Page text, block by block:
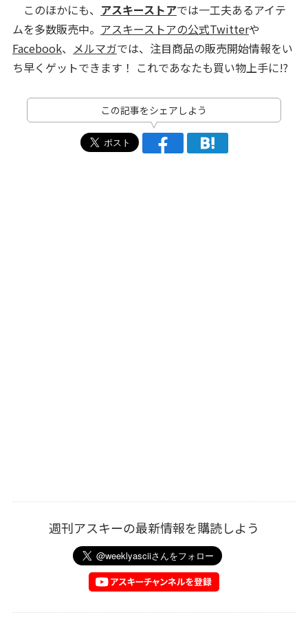
このほかにも、 アスキーストアでは一工夫あるアイテ
ムを多数販売中。 アスキーストアの公式Twitterや
Facebook、 メルマガでは、注目商品の販売開始情報をい
ち早くゲットできます！ これであなたも買い物上手に!?
この記事をシェアしよう
週刊アスキーの最新情報を購読しよう